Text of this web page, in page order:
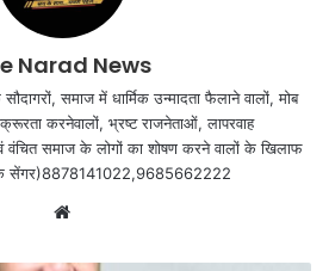
Narad News
समाज में धार्मिक उन्मादता फैलाने वालों, मोब
करनेवालों, भ्रष्ट राजनेताओं, लापरवाह
वंचित समाज के लोगों का शोषण करने वालों के खिलाफ
सेंगर)8878141022,9685662222
Website